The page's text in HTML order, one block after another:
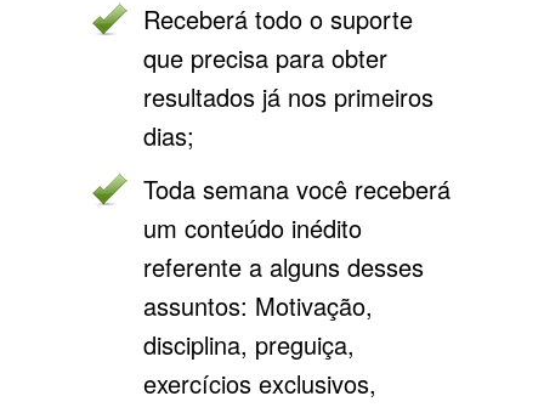
Receberá todo o suporte
que precisa para obter
resultados já nos primeiros
dias;
Toda semana você receberá
um conteúdo inédito
referente a alguns desses
assuntos: Motivação,
disciplina, preguiça,
exercícios exclusivos,